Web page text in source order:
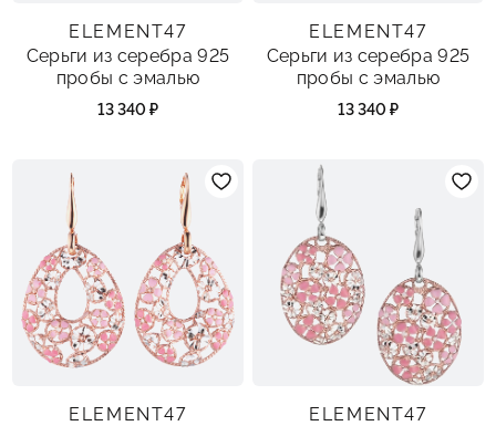
ELEMENT47
Серьги из серебра 925
пробы с эмалью
13 340 ₽
ELEMENT47
Серьги из серебра 925
пробы с эмалью
13 340 ₽
ELEMENT47
ELEMENT47